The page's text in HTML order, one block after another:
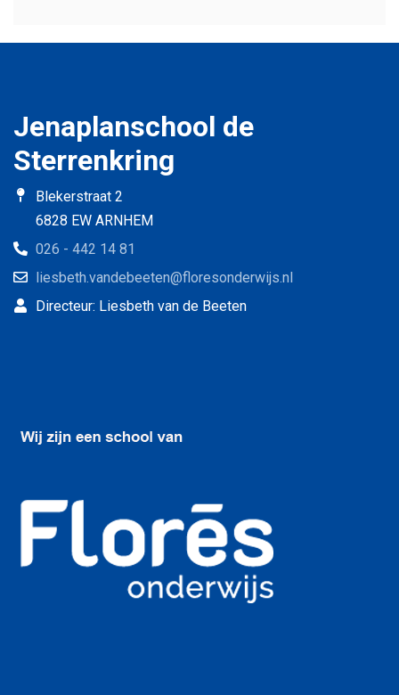
Jenaplanschool de
Sterrenkring
Blekerstraat 2
6828 EW ARNHEM
026 - 442 14 81
liesbeth.vandebeeten@floresonderwijs.nl
Directeur: Liesbeth van de Beeten